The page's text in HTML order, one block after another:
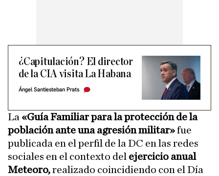
¿Capitulación? El director
de la CIA visita La Habana
Ángel Santiesteban Prats
La «Guía Familiar para la protección de la
población ante una agresión militar»fue
publicada en el perfil de la DC en las redes
sociales en el contexto del ejercicio anual
Meteoro,realizado coincidiendo con el Día